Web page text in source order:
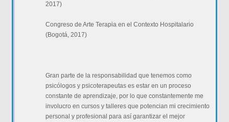
2017)
Congreso de Arte Terapia en el Contexto Hospitalario
(Bogotá, 2017)
Gran parte de la responsabilidad que tenemos como
psicólogos y psicoterapeutas es estar en un proceso
constante de aprendizaje, por lo que constantemente me
involucro en cursos y talleres que potencian mi crecimiento
personal y profesional para así garantizar el mejor